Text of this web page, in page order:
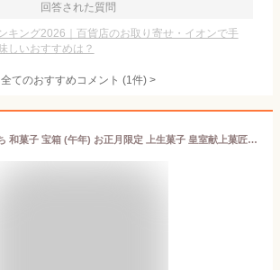
回答された質問
キング2026｜百貨店のお取り寄せ・イオンで手
しいおすすめは？
全てのおすすめコメント (1件) >
2026年 おせち 和菓子 宝箱 (午年) お正月限定 上生菓子 皇室献上菓匠 山梨県三省堂 送料無料 | お菓子 スイーツ ギフト プレゼント お正月 正月 新年 挨拶 生菓子 かわいい 手土産 御年賀 お年賀 手土産 年始 お年始 お土産 内祝い お返し 老舗 高級 お礼